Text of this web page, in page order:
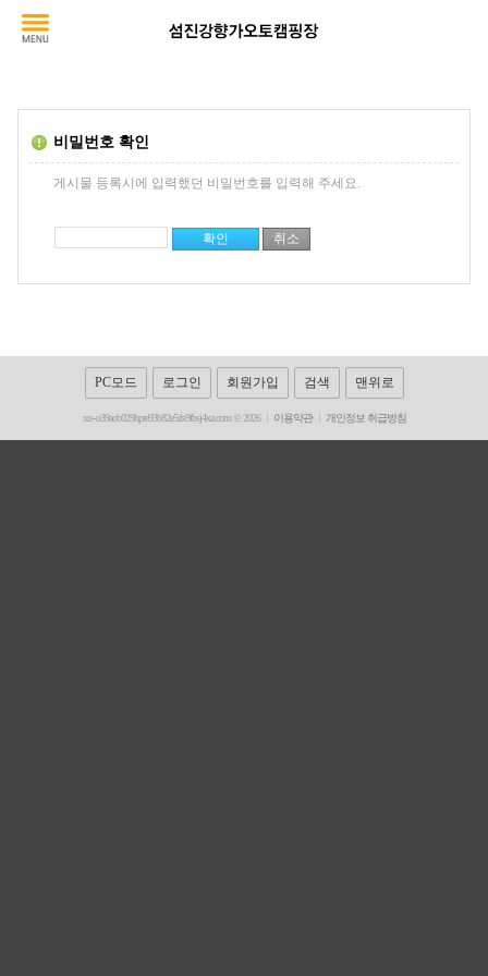
비밀번호 확인
게시물 등록시에 입력했던 비밀번호를 입력해 주세요.
PC모드 로그인 회원가입 검색 맨위로
xn--o39aob029hpre93b82e5rls9fbsj4xa.com © 2026 이용약관 개인정보 취급방침